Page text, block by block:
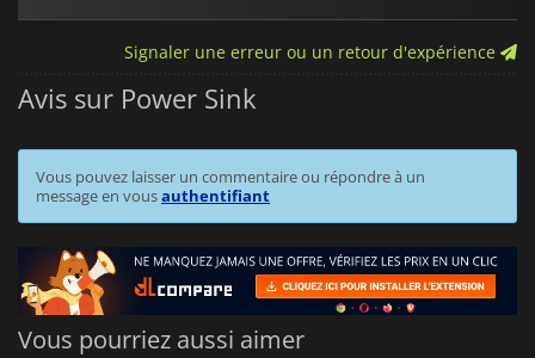
Signaler une erreur ou un retour d'expérience
Avis sur Power Sink
Vous pouvez laisser un commentaire ou répondre à un
message en vousauthentifiant
Vous pourriez aussi aimer